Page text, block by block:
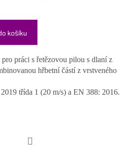
košíku
práci s řetězovou pilou s dlaní z
hřbetní částí z vrstveného
třída 1 (20 m/s) a EN 388: 2016.